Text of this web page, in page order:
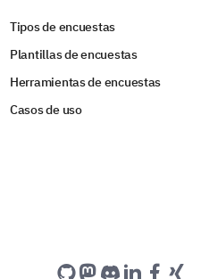
Tipos de encuestas
Plantillas de encuestas
Herramientas de encuestas
Casos de uso